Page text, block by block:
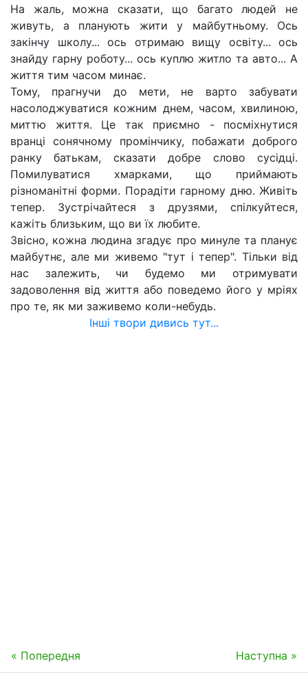
На жаль, можна сказати, що багато людей не
живуть, а планують жити у майбутньому. Ось
закінчу школу... ось отримаю вищу освіту... ось
знайду гарну роботу... ось куплю житло та авто... А
життя тим часом минає.
Тому, прагнучи до мети, не варто забувати
насолоджуватися кожним днем, часом, хвилиною,
миттю життя. Це так приємно - посміхнутися
вранці сонячному промінчику, побажати доброго
ранку батькам, сказати добре слово сусідці.
Помилуватися хмарками, що приймають
різноманітні форми. Порадіти гарному дню. Живіть
тепер. Зустрічайтеся з друзями, спілкуйтеся,
кажіть близьким, що ви їх любите.
Звісно, кожна людина згадує про минуле та планує
майбутнє, але ми живемо "тут і тепер". Тільки від
нас залежить, чи будемо ми отримувати
задоволення від життя або поведемо його у мріях
про те, як ми заживемо коли-небудь.
Інші твори дивись тут...
« Попередня Наступна »